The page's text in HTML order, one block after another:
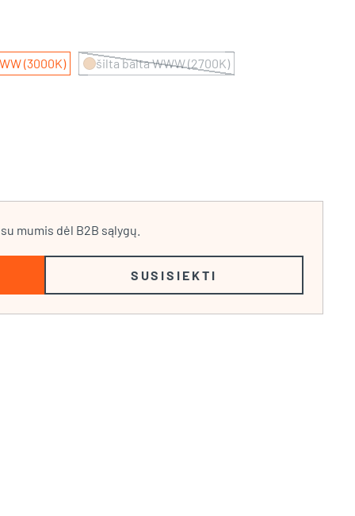
(3000K)
šilta balta WWW (2700K)
mumis dėl B2B sąlygų.
SUSISIEKTI